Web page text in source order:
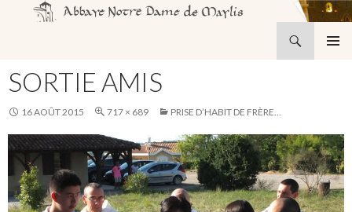
AU
CONTENU
SORTIE AMIS
16 AOÛT 2015 717 × 689 PRISE D’HABIT DE FRÈRE…